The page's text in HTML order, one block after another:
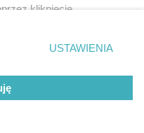
kliknięcie
ustawień prywatności
strony
wymagają zgody
się takiemu
zastosowanie tylko
USTAWIENIA